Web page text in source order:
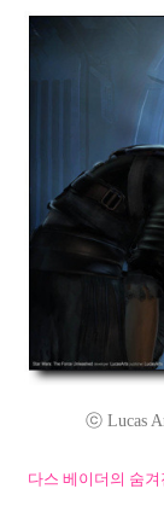
ⓒ Lucas
다스 베이더의 숨